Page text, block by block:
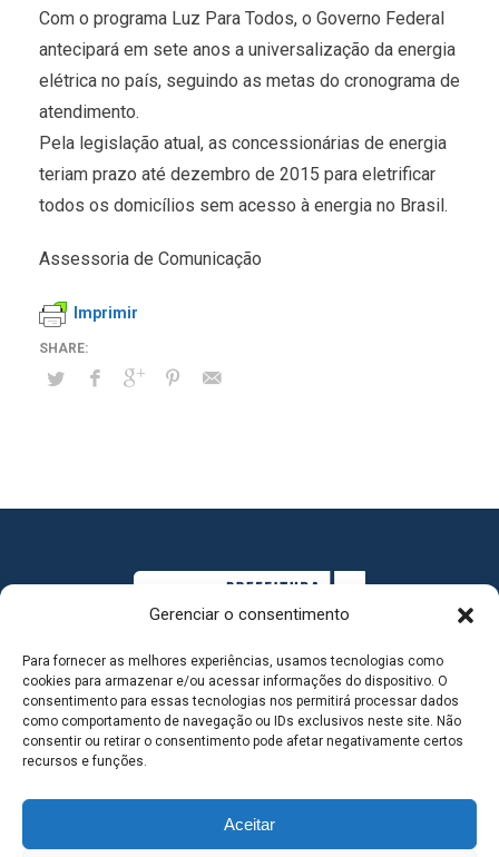
Gerenciar o consentimento
Para fornecer as melhores experiências, usamos tecnologias como
cookies para armazenar e/ou acessar informações do dispositivo. O
consentimento para essas tecnologias nos permitirá processar dados
como comportamento de navegação ou IDs exclusivos neste site. Não
consentir ou retirar o consentimento pode afetar negativamente certos
recursos e funções.
Aceitar
Com o programa Luz Para Todos, o Governo Federal
antecipará em sete anos a universalização da energia
elétrica no país, seguindo as metas do cronograma de
atendimento.
Pela legislação atual, as concessionárias de energia
teriam prazo até dezembro de 2015 para eletrificar
todos os domicílios sem acesso à energia no Brasil.
Assessoria de Comunicação
Imprimir
MAPA DO SITE